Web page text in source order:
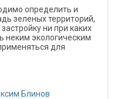
определить и
зеленых территорий,
ни при каких
неким экологическим
для
Блинов